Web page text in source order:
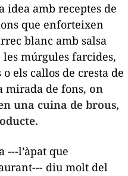
idea amb receptes de
que enforteixen
blanc amb salsa
les múrgules farcides,
o els callos de cresta de
mirada de fons, on
una cuina de brous,
l’àpat que
diu molt del